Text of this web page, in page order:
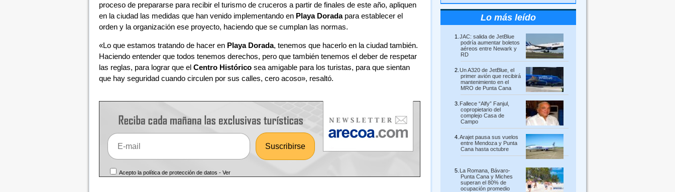
proceso de prepararse para recibir el turismo de cruceros a partir de finales de este año, apliquen
en la ciudad las medidas que han venido implementando en Playa Doradapara establecer el
orden y la organización ese proyecto, haciendo que se cumplan las normas.
«Lo que estamos tratando de hacer en Playa Dorada, tenemos que hacerlo en la ciudad también.
Haciendo entender que todos tenemos derechos, pero que también tenemos el deber de respetar
las reglas, para lograr que el Centro Históricosea amigable para los turistas, para que sientan
que hay seguridad cuando circulen por sus calles, cero acoso», resaltó.
Acepto la política de protección de datos -Ver
Lo más leído
JAC: salida de JetBlue
podría aumentar boletos
aéreos entre Newark y
RD
Un A320 de JetBlue, el
primer avión que recibirá
mantenimiento en el
MRO de Punta Cana
Fallece “Alfy” Fanjul,
copropietario del
complejo Casa de
Campo
Arajet pausa sus vuelos
entre Mendoza y Punta
Cana hasta octubre
La Romana, Bávaro-
Punta Cana y Miches
superan el 80% de
ocupación promedio